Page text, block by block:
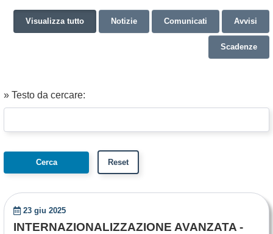
Visualizza tutto Notizie Comunicati Avvisi
Scadenze
» Testo da cercare:
23 giu 2025
INTERNAZIONALIZZAZIONE AVANZATA -